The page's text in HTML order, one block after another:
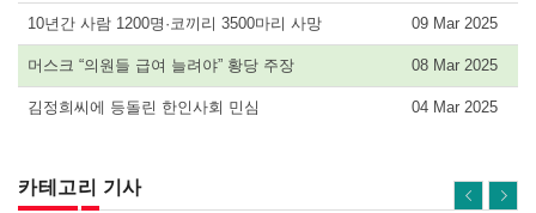
10년간 사람 1200명·코끼리 3500마리 사망 09 Mar 2025
머스크 “의원들 급여 늘려야” 황당 주장 08 Mar 2025
김정희씨에 등돌린 한인사회 민심 04 Mar 2025
카테고리 기사